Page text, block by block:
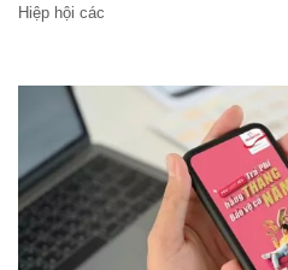
Hiệp hội các